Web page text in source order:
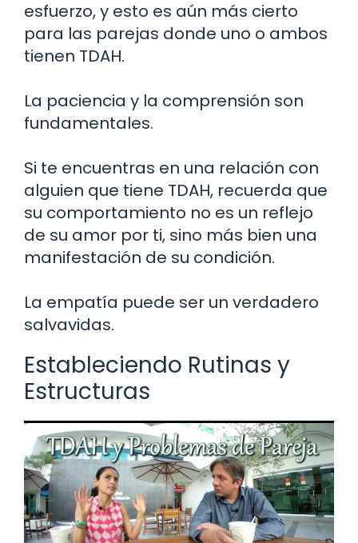
esfuerzo, y esto es aún más cierto
para las parejas donde uno o ambos
tienen TDAH.
La paciencia y la comprensión son
fundamentales.
Si te encuentras en una relación con
alguien que tiene TDAH, recuerda que
su comportamiento no es un reflejo
de su amor por ti, sino más bien una
manifestación de su condición.
La empatía puede ser un verdadero
salvavidas.
Estableciendo Rutinas y
Estructuras